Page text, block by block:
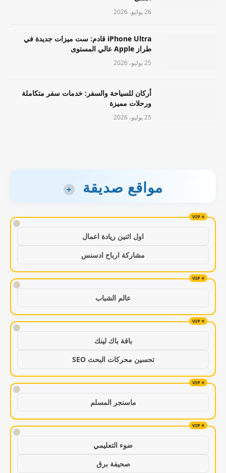
26 يوليو، 2026
iPhone Ultra قادم: ست ميزات جديدة في
طراز Apple عالي المستوى
25 يوليو، 2026
أركان للسياحة والسفر: خدمات سفر متكاملة
ورحلات مميزة
25 يوليو، 2026
مواقع صديقة +
!
اول اثنين ريادة اعمال
مشاركة ارباح ادسنس
!
عالم الشباب
!
باقة باك لينك
تحسين محركات البحث SEO
!
ماسنجر المسلم
!
ضوء التعليمي
صحيفة برق